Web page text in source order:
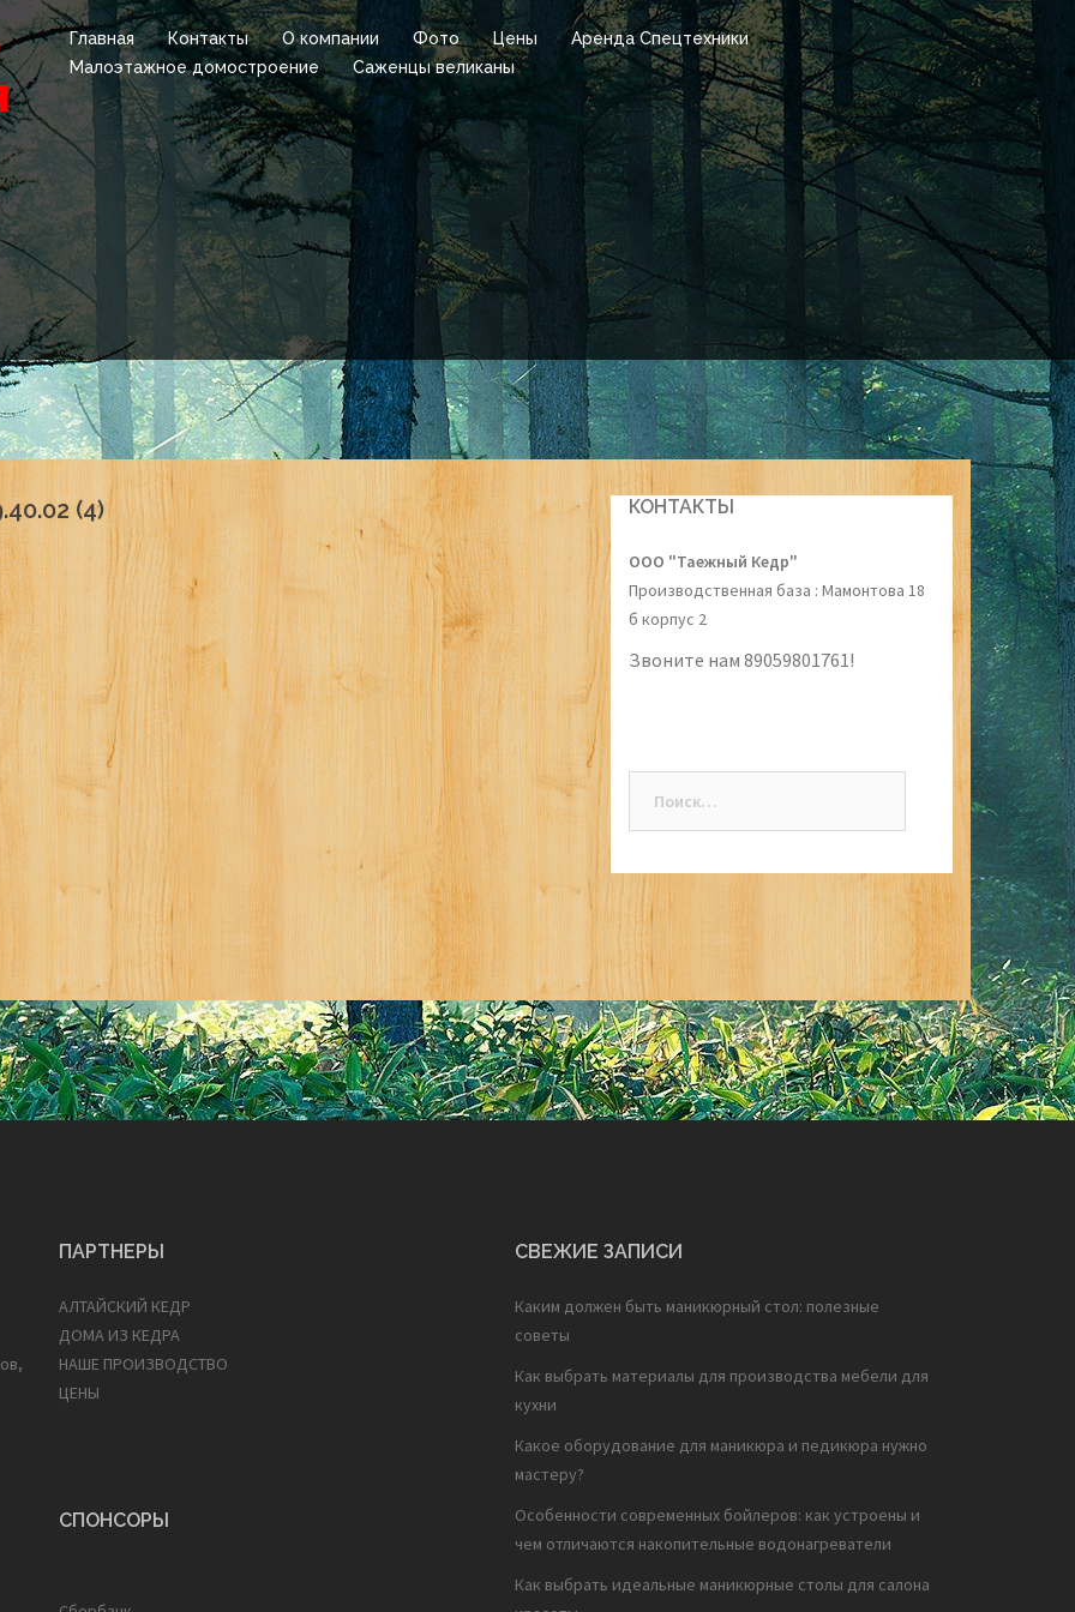
Главная Контакты О компании Фото Цены
Аренда Спецтехники
Малоэтажное домостроение
Саженцы великаны
(4) КОНТАКТЫ
ООО "Таежный Кедр"
Производственная база : Мамонтова 18
б корпус 2
Звоните нам 89059801761!
ПАРТНЕРЫ
АЛТАЙСКИЙ КЕДР
ДОМА ИЗ КЕДРА
НАШЕ ПРОИЗВОДСТВО
ЦЕНЫ
СПОНСОРЫ
СВЕЖИЕ ЗАПИСИ
Каким должен быть маникюрный стол: полезные
советы
Как выбрать материалы для производства мебели для
кухни
Какое оборудование для маникюра и педикюра нужно
мастеру?
Особенности современных бойлеров: как устроены и
чем отличаются накопительные водонагреватели
Как выбрать идеальные маникюрные столы для салона